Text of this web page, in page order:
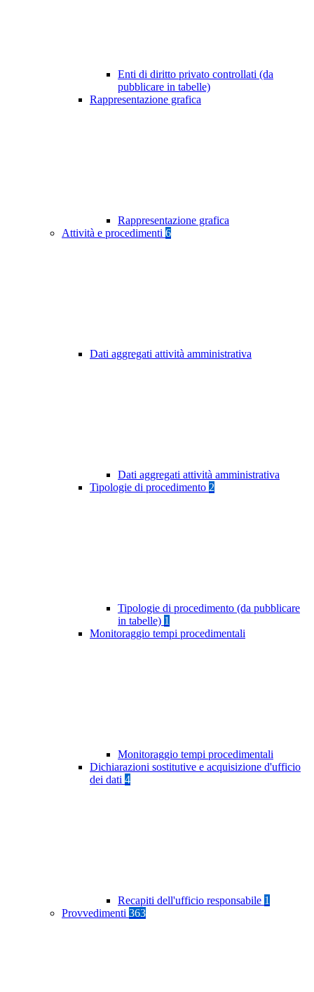
Enti di diritto privato controllati (da
pubblicare in tabelle)
Rappresentazione grafica
Rappresentazione grafica
Attività e procedimenti 6
Dati aggregati attività amministrativa
Dati aggregati attività amministrativa
Tipologie di procedimento 2
Tipologie di procedimento (da pubblicare
in tabelle) 1
Monitoraggio tempi procedimentali
Monitoraggio tempi procedimentali
Dichiarazioni sostitutive e acquisizione d'ufficio
dei dati 4
Recapiti dell'ufficio responsabile 1
Provvedimenti 363